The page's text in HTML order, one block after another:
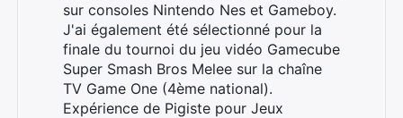
sur consoles Nintendo Nes et Gameboy.
J'ai également été sélectionné pour la
finale du tournoi du jeu vidéo Gamecube
Super Smash Bros Melee sur la chaîne
TV Game One (4ème national).
Expérience de Pigiste pour Jeux